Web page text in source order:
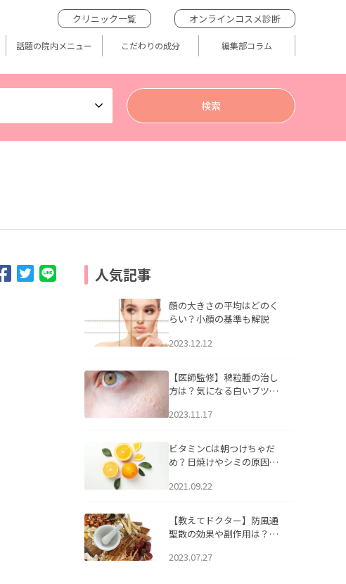
クリニック一覧 オンラインコスメ診断
話題の院内メニュー こだわりの成分 編集部コラム
人気記事
顔の大きさの平均はどのく
らい？小顔の基準も解説
2023.12.12
【医師監修】稗粒腫の治し
方は？気になる白いブツブ
アについて
2023.11.17
ビタミンCは朝つけちゃだ
め？日焼けやシミの原因に
2021.09.22
【教えてドクター】防風通
聖散の効果や副作用は？長
2023.07.27